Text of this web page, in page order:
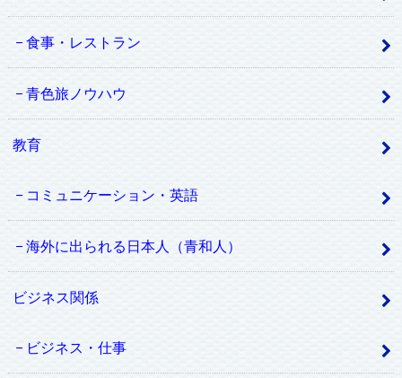
食事・レストラン
青色旅ノウハウ
教育
コミュニケーション・英語
海外に出られる日本人（青和人）
ビジネス関係
ビジネス・仕事